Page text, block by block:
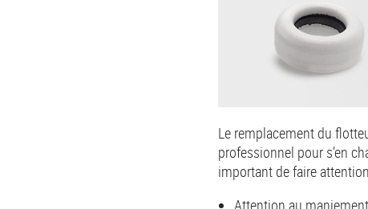
Le remplacement du
professionnel pour s’en
important de faire